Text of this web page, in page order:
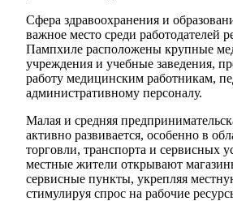
Сфера здравоохранения и
важное место среди работодателей
Пампхиле расположены крупные
учреждения и учебные заведения,
работу медицинским работникам,
административному персоналу.
Малая и средняя
активно развивается, особенно в
торговли, транспорта и сервисных
местные жители открывают
сервисные пункты, укрепляя
стимулируя спрос на рабочие